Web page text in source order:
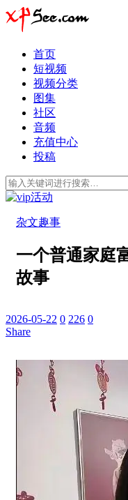
首页
短视频
视频分类
图集
社区
音频
充值中心
投稿
杂文趣事
一个普通家庭
故事
2026-05-22 0 226 0
Share